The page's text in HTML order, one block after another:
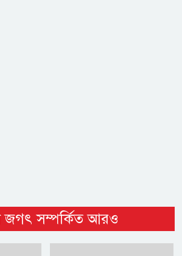
জগৎ সম্পর্কিত আরও